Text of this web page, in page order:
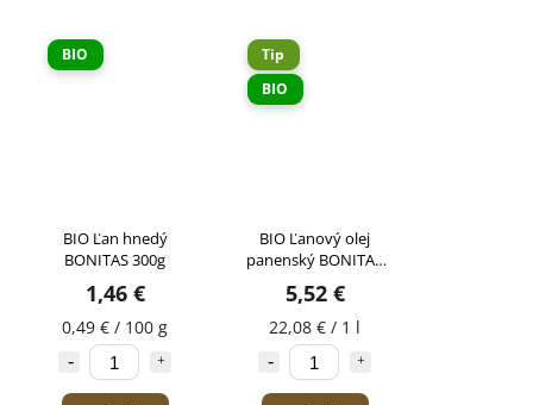
BIO
BIO Ľan hnedý
BONITAS 300g
1,46 €
0,49 € / 100 g
Tip
BIO
BIO Ľanový olej
panenský BONITAS
250ml
5,52 €
22,08 € / 1 l